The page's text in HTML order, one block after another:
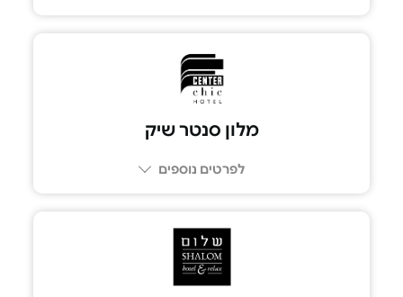
מלון סנטר שיק
לפרטים נוספים